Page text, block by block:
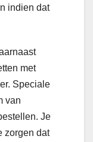
indien dat
met
Speciale
van
Je
zorgen dat